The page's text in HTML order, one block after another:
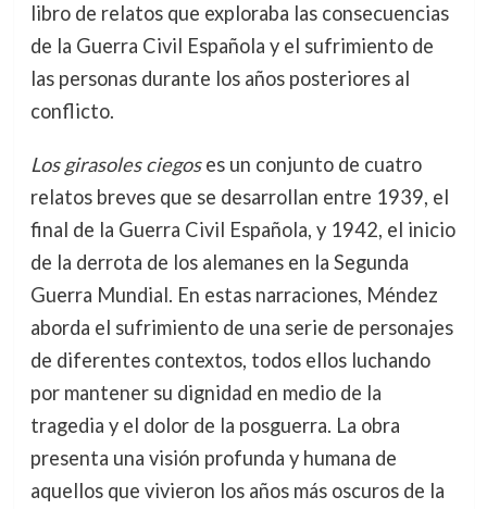
libro de relatos que exploraba las consecuencias
de la Guerra Civil Española y el sufrimiento de
las personas durante los años posteriores al
conflicto.
Los girasoles ciegoses un conjunto de cuatro
relatos breves que se desarrollan entre 1939, el
final de la Guerra Civil Española, y 1942, el inicio
de la derrota de los alemanes en la Segunda
Guerra Mundial. En estas narraciones, Méndez
aborda el sufrimiento de una serie de personajes
de diferentes contextos, todos ellos luchando
por mantener su dignidad en medio de la
tragedia y el dolor de la posguerra. La obra
presenta una visión profunda y humana de
aquellos que vivieron los años más oscuros de la